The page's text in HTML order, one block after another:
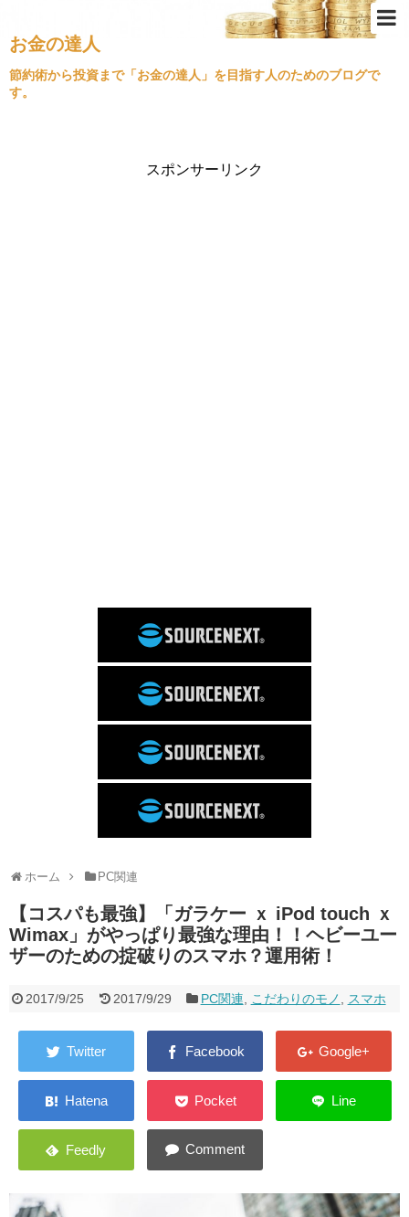
お金の達人
節約術から投資まで「お金の達人」を目指す人のためのブログで
す。
スポンサーリンク
ホーム PC関連
【コスパも最強】「ガラケー ｘ iPod touch ｘ
Wimax」がやっぱり最強な理由！！ヘビーユー
ザーのための掟破りのスマホ？運用術！
2017/9/25 2017/9/29 PC関連 こだわりのモノ スマホ
クレジットカード
マニアックな話
イベント
こだわりのモノ
キャンピングカー
お問い合わせ